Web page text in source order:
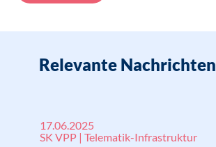
Relevante Nachrichten
17.06.2025
SK VPP | Telematik-Infrastruktur